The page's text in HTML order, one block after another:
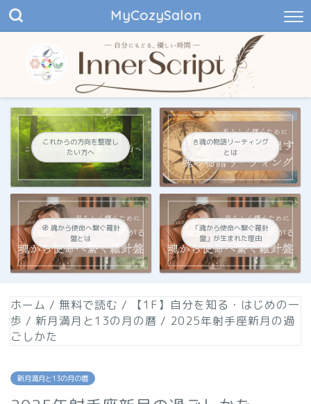
MyCozySalon
これからの方向を整理し
たい方へ
📓魂の物語リーティング
とは
🧭 魂から使命へ繋ぐ羅針
盤とは
「魂から使命へ繋ぐ羅針
盤」が生まれた理由
ホーム / 無料で読む /
【1F】自分を知る・はじめの一
歩 / 新月満月と13の月の暦 / 2025年射手座新月の過
ごしかた
新月満月と13の月の暦